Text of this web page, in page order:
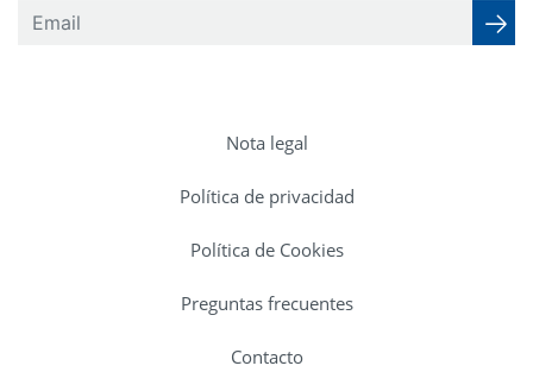
Nota legal
Política de privacidad
Política de Cookies
Preguntas frecuentes
Contacto